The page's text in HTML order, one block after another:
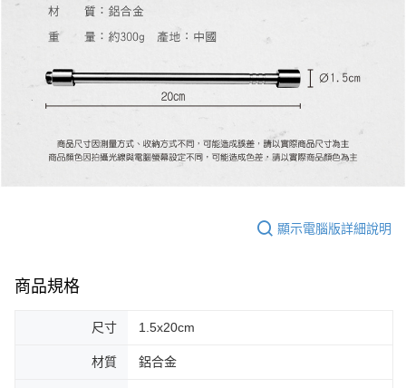
顯示電腦版詳細說明
商品規格
尺寸 1.5x20cm
材質 鋁合金